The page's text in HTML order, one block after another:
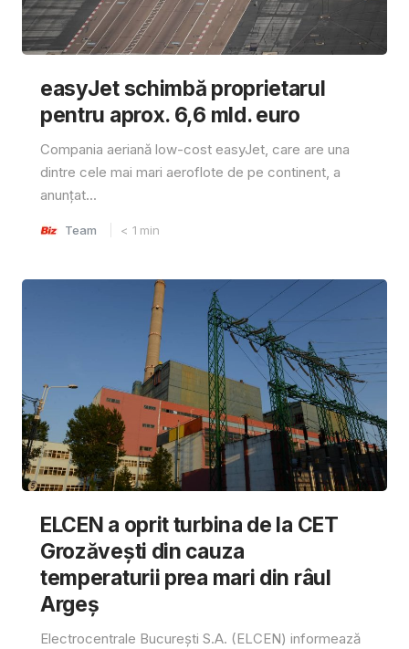
easyJet schimbă proprietarul
pentru aprox. 6,6 mld. euro
Compania aeriană low-cost easyJet, care are una
dintre cele mai mari aeroflote de pe continent, a
anunțat...
Team < 1 min
ELCEN a oprit turbina de la CET
Grozăvești din cauza
temperaturii prea mari din râul
Argeș
Electrocentrale București S.A. (ELCEN) informează